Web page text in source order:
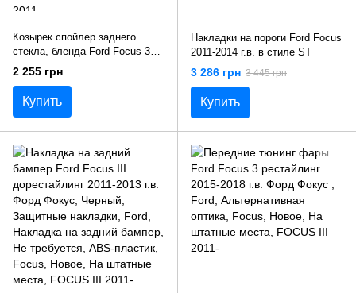
Козырек спойлер заднего
стекла, бленда Ford Focus 3
седан 2014+ г.в. рестайлинг
Форд Фокус
2 255 грн
Купить
Накладки на пороги Ford Focus
2011-2014 г.в. в стиле ST
3 286 грн 3 445 грн
Купить